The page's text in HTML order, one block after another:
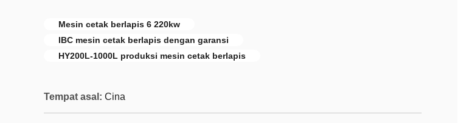
Mesin cetak berlapis 6 220kw
IBC mesin cetak berlapis dengan garansi
HY200L-1000L produksi mesin cetak berlapis
Tempat asal: Cina